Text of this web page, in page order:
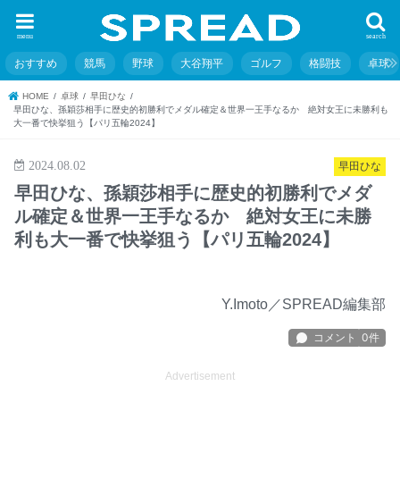
search
menu
おすすめ 競馬 野球 大谷翔平 ゴルフ 格闘技 卓球
HOME 卓球
早田ひな
早田ひな、孫穎莎相手に歴史的初勝利でメダル確定＆世界一王手なるか 絶対女王に未勝利も
大一番で快挙狙う【パリ五輪2024】
早田ひな
2024.08.02
早田ひな、孫穎莎相手に歴史的初勝利でメダ
ル確定＆世界一王手なるか 絶対女王に未勝
利も大一番で快挙狙う【パリ五輪2024】
Y.Imoto／SPREAD編集部
Advertisement